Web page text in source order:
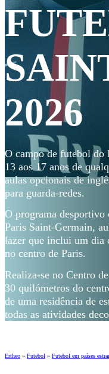
2026
O campo de futebol do
13 aos 17 anos de
aulas opcionais de
para guarda-redes.
O programa desportivo
Paris Saint-Germain,
lazer que inclui um dia
no centro de Paris.
Realiza-se no Centro
30 quilómetros do
de uma residência de
todas as atividades
Ertheo » Futebol » Futebol em países